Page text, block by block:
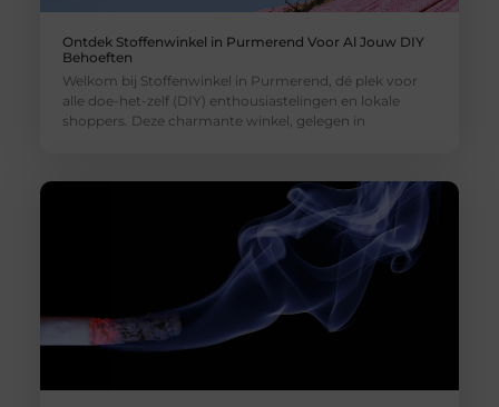
Ontdek Stoffenwinkel in Purmerend Voor Al Jouw DIY
Behoeften
Welkom bij Stoffenwinkel in Purmerend, dé plek voor
alle doe-het-zelf (DIY) enthousiastelingen en lokale
shoppers. Deze charmante winkel, gelegen in